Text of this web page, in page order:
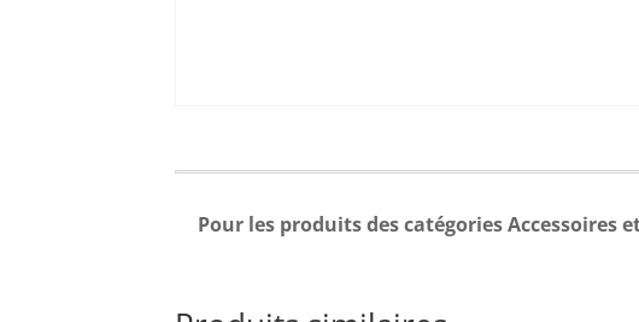
Pour les produits des catégories Accessoires